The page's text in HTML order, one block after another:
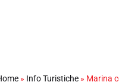
» Info Turistiche » Marina